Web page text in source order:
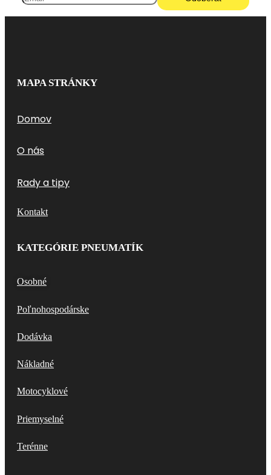
MAPA STRÁNKY
Domov
O nás
Rady a tipy
Kontakt
KATEGÓRIE PNEUMATÍK
Osobné
Poľnohospodárske
Dodávka
Nákladné
Motocyklové
Priemyselné
Terénne